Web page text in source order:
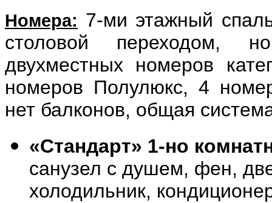
Номера: 7-ми этажный
столовой переходом,
двухместных номеров
номеров Полулюкс, 4
нет балконов, общая
«Стандарт» 1-но
санузел с душем, фен,
холодильник,